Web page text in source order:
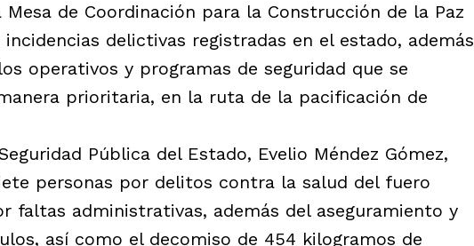
de Coordinación para la Construcción de la Paz
delictivas registradas en el estado, además
operativos y programas de seguridad que se
prioritaria, en la ruta de la pacificación de
Pública del Estado, Evelio Méndez Gómez,
personas por delitos contra la salud del fuero
faltas administrativas, además del aseguramiento y
así como el decomiso de 454 kilogramos de